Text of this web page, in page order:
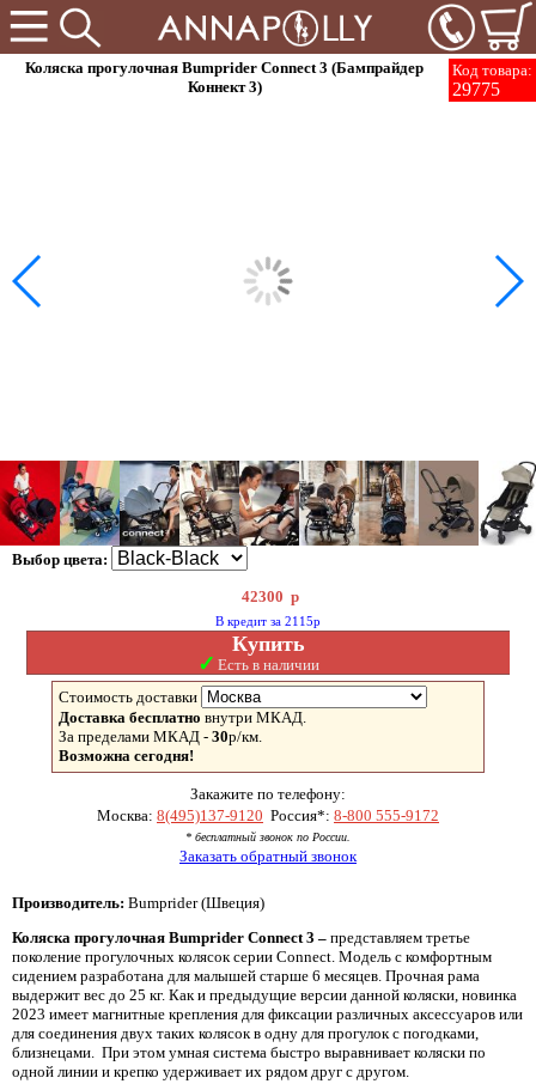
Код товара:
29775
Коляска прогулочная Bumprider Connect 3 (Бампрайдер
Коннект 3)
Выбор цвета:
42300 р
В кредит за 2115р
Купить
✓ Есть в наличии
Стоимость доставки
Доставка бесплатно внутри МКАД.
За пределами МКАД - 30р/км.
Возможна сегодня!
Закажите по телефону:
Москва: 8(495)137-9120 Россия*: 8-800 555-9172
* бесплатный звонок по России.
Заказать обратный звонок
Производитель: Bumprider (Швеция)
Коляска прогулочная Bumprider Connect 3 – представляем третье
поколение прогулочных колясок серии Connect. Модель с комфортным
сидением разработана для малышей старше 6 месяцев. Прочная рама
выдержит вес до 25 кг. Как и предыдущие версии данной коляски, новинка
2023 имеет магнитные крепления для фиксации различных аксессуаров или
для соединения двух таких колясок в одну для прогулок с погодками,
близнецами. При этом умная система быстро выравнивает коляски по
одной линии и крепко удерживает их рядом друг с другом.